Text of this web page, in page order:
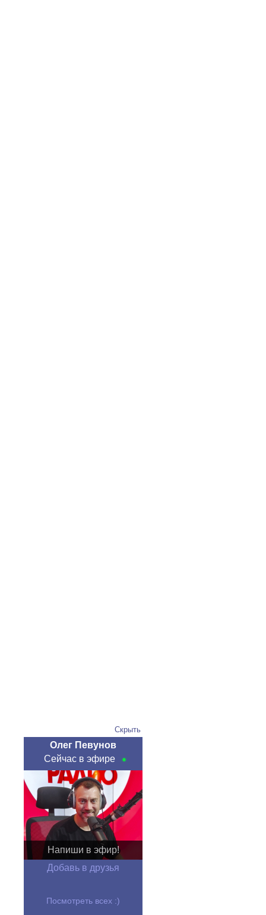
Скрыть
Олег Певунов
Сейчас в эфире
Напиши в эфир!
Добавь в друзья
Посмотреть всех :)